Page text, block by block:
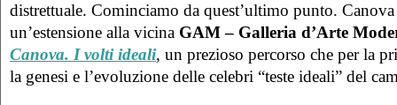
distrettuale. Cominciamo da quest’ultimo punto.
un’estensione alla vicina GAM – Galleria d’Arte
Canova. I volti ideali, un prezioso percorso che per la
la genesi e l’evoluzione delle celebri “teste ideali” del